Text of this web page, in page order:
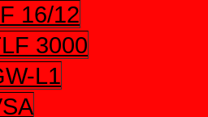
16/12
3000
L1